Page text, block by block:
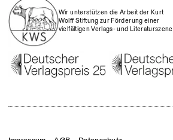
Wir unterstützen die Arbeit der Kurt
Wolff Stiftung zur Förderung einer
vielfältigen Verlags- und Literaturszene